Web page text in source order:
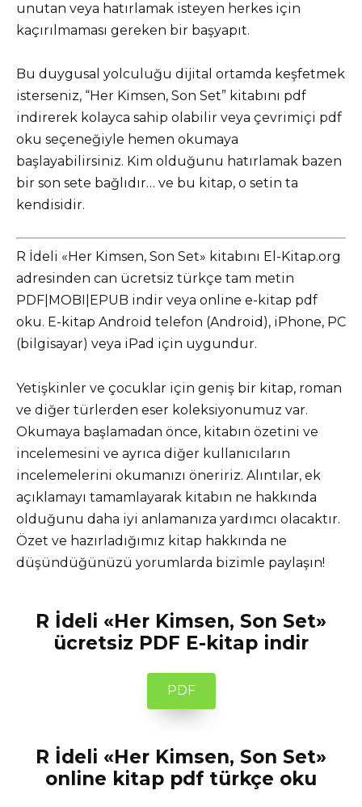
unutan veya hatırlamak isteyen herkes için
kaçırılmaması gereken bir başyapıt.
Bu duygusal yolculuğu dijital ortamda keşfetmek
isterseniz, “Her Kimsen, Son Set” kitabını pdf
indirerek kolayca sahip olabilir veya çevrimiçi pdf
oku seçeneğiyle hemen okumaya
başlayabilirsiniz. Kim olduğunu hatırlamak bazen
bir son sete bağlıdır… ve bu kitap, o setin ta
kendisidir.
R İdeli «Her Kimsen, Son Set» kitabını El-Kitap.org
adresinden can ücretsiz türkçe tam metin
PDF|MOBI|EPUB indir veya online e-kitap pdf
oku. E-kitap Android telefon (Android), iPhone, PC
(bilgisayar) veya iPad için uygundur.
Yetişkinler ve çocuklar için geniş bir kitap, roman
ve diğer türlerden eser koleksiyonumuz var.
Okumaya başlamadan önce, kitabın özetini ve
incelemesini ve ayrıca diğer kullanıcıların
incelemelerini okumanızı öneririz. Alıntılar, ek
açıklamayı tamamlayarak kitabın ne hakkında
olduğunu daha iyi anlamanıza yardımcı olacaktır.
Özet ve hazırladığımız kitap hakkında ne
düşündüğünüzü yorumlarda bizimle paylaşın!
R İdeli «Her Kimsen, Son Set»
ücretsiz PDF E-kitap indir
PDF
R İdeli «Her Kimsen, Son Set»
online kitap pdf türkçe oku